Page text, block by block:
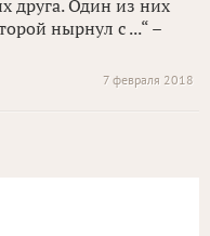
друга. Один из них
нырнул с ...“ –
7 февраля 2018